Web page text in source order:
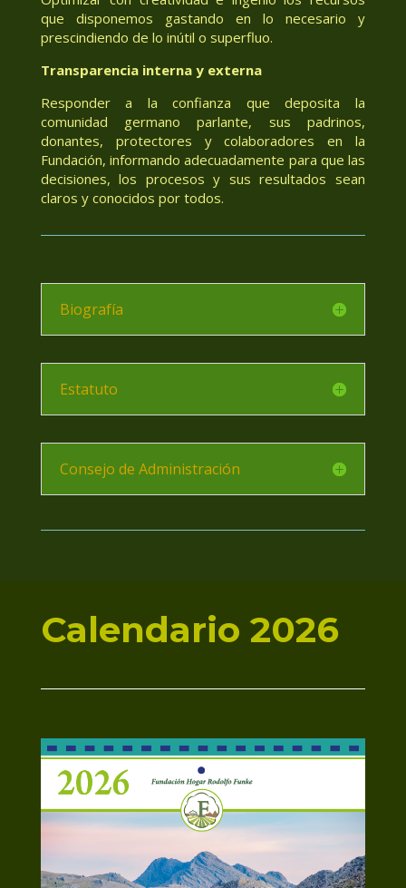
que disponemos gastando en lo necesario y
prescindiendo de lo inútil o superfluo.
Transparencia interna y externa
Responder a la confianza que deposita la
comunidad germano parlante, sus padrinos,
donantes, protectores y colaboradores en la
Fundación, informando adecuadamente para que las
decisiones, los procesos y sus resultados sean
claros y conocidos por todos.
Biografía
Estatuto
Consejo de Administración
Calendario 2026